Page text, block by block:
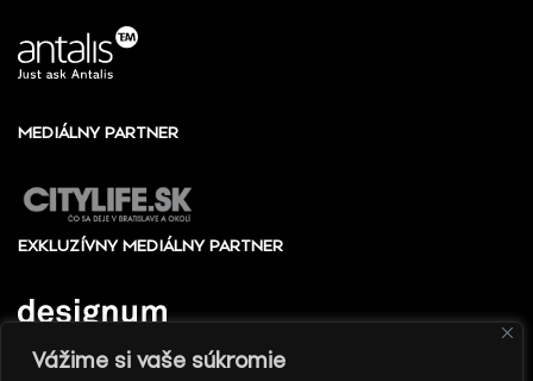
Vážime si vaše súkromie
MEDIÁLNY PARTNER
EXKLUZÍVNY MEDIÁLNY PARTNER